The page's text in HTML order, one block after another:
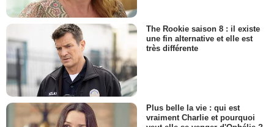
The Rookie saison 8 : il existe
une fin alternative et elle est
très différente
Plus belle la vie : qui est
vraiment Charlie et pourquoi